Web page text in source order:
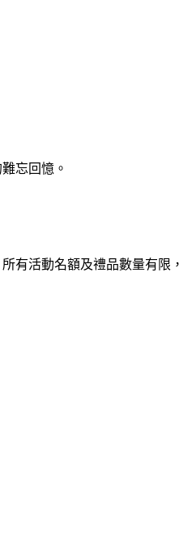
忘回憶。
有活動名額及禮品數量有限，